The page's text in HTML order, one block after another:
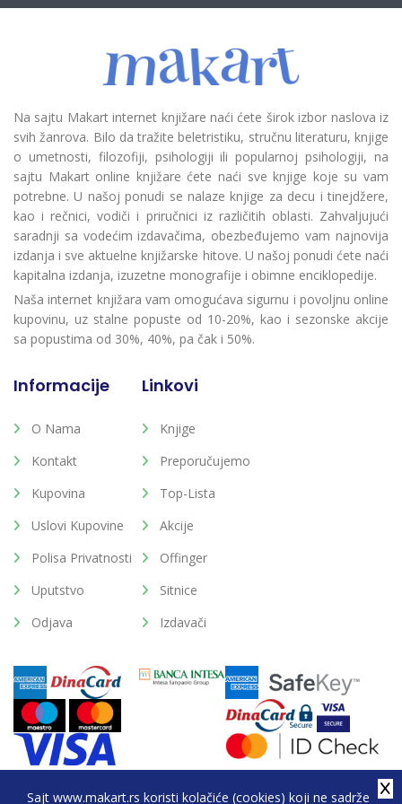
Sajt www.makart.rs koristi kolačiće (cookies) koji ne sadrže
Na sajtu Makart internet knjižare naći ćete širok izbor naslova iz
svih žanrova. Bilo da tražite beletristiku, stručnu literaturu, knjige
o umetnosti, filozofiji, psihologiji ili popularnoj psihologiji, na
sajtu Makart online knjižare ćete naći sve knjige koje su vam
potrebne. U našoj ponudi se nalaze knjige za decu i tinejdžere,
kao i rečnici, vodiči i priručnici iz različitih oblasti. Zahvaljujući
saradnji sa vodećim izdavačima, obezbeđujemo vam najnovija
izdanja i sve aktuelne knjižarske hitove. U našoj ponudi ćete naći
kapitalna izdanja, izuzetne monografije i obimne enciklopedije.
Naša internet knjižara vam omogućava sigurnu i povoljnu online
kupovinu, uz stalne popuste od 10-20%, kao i sezonske akcije
sa popustima od 30%, 40%, pa čak i 50%.
Informacije
O Nama
Kontakt
Kupovina
Uslovi Kupovine
Polisa Privatnosti
Uputstvo
Odjava
Linkovi
Knjige
Preporučujemo
Top-Lista
Akcije
Offinger
Sitnice
Izdavači